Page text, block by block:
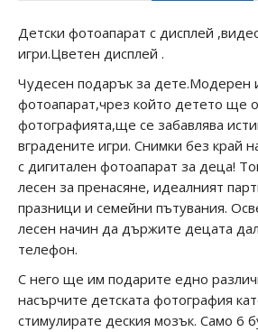
Детски фотоапарат с дисплей
игри.Цветен дисплей .
Чудесен подарък за дете.Модерен
фотоапарат,чрез който детето ще
фотографията,ще се забавлява
вградените игри. Снимки без край
с дигитален фотоапарат за деца!
лесен за пренасяне, идеалният
празници и семейни пътувания.
лесен начин да държите децата
телефон.
С него ще им подарите едно
насърчите детската фотография
стимулирате деския мозък. Само 6